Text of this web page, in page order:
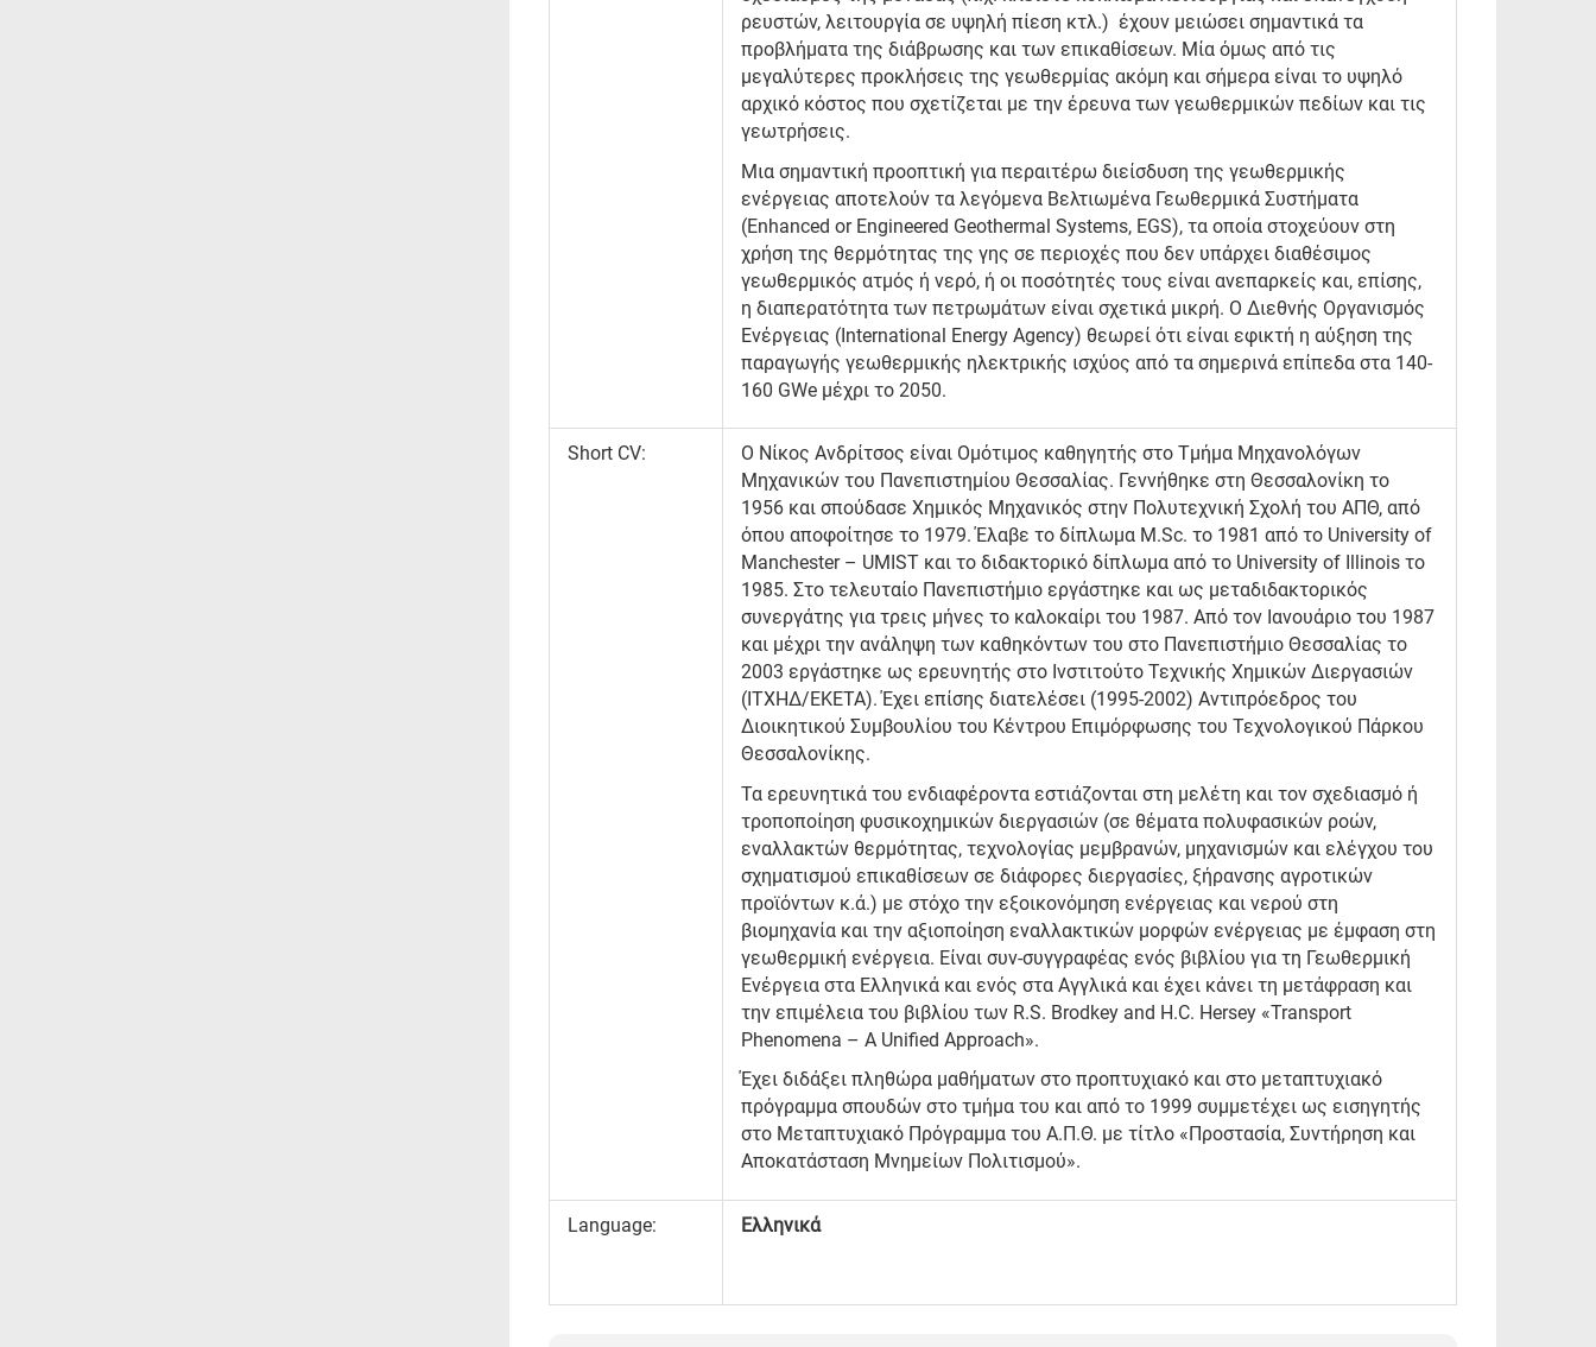
ρευστών, λειτουργία σε υψηλή πίεση κτλ.) έχουν μειώσει σημαντικά τα
προβλήματα της διάβρωσης και των επικαθίσεων. Μία όμως από τις
μεγαλύτερες προκλήσεις της γεωθερμίας ακόμη και σήμερα είναι το υψηλό
αρχικό κόστος που σχετίζεται με την έρευνα των γεωθερμικών πεδίων και τις
γεωτρήσεις.
Μια σημαντική προοπτική για περαιτέρω διείσδυση της γεωθερμικής
ενέργειας αποτελούν τα λεγόμενα Βελτιωμένα Γεωθερμικά Συστήματα
(Enhanced or Engineered Geothermal Systems, EGS), τα οποία στοχεύουν στη
χρήση της θερμότητας της γης σε περιοχές που δεν υπάρχει διαθέσιμος
γεωθερμικός ατμός ή νερό, ή οι ποσότητές τους είναι ανεπαρκείς και, επίσης,
η διαπερατότητα των πετρωμάτων είναι σχετικά μικρή. Ο Διεθνής Οργανισμός
Ενέργειας (International Energy Agency) θεωρεί ότι είναι εφικτή η αύξηση της
παραγωγής γεωθερμικής ηλεκτρικής ισχύος από τα σημερινά επίπεδα στα 140-
160 GWe μέχρι το 2050.
Short CV:
O Νίκος Ανδρίτσος είναι Ομότιμος καθηγητής στο Τμήμα Μηχανολόγων
Μηχανικών του Πανεπιστημίου Θεσσαλίας. Γεννήθηκε στη Θεσσαλονίκη το
1956 και σπούδασε Χημικός Μηχανικός στην Πολυτεχνική Σχολή του ΑΠΘ, από
όπου αποφοίτησε το 1979. Έλαβε το δίπλωμα Μ.Sc. το 1981 από το University of
Manchester – UMIST και το διδακτορικό δίπλωμα από το University of Illinois το
1985. Στο τελευταίο Πανεπιστήμιο εργάστηκε και ως μεταδιδακτορικός
συνεργάτης για τρεις μήνες το καλοκαίρι του 1987. Από τον Ιανουάριο του 1987
και μέχρι την ανάληψη των καθηκόντων του στο Πανεπιστήμιο Θεσσαλίας το
2003 εργάστηκε ως ερευνητής στο Ινστιτούτο Τεχνικής Χημικών Διεργασιών
(ΙΤΧΗΔ/ΕΚΕΤΑ). Έχει επίσης διατελέσει (1995-2002) Αντιπρόεδρος του
Διοικητικού Συμβουλίου του Κέντρου Επιμόρφωσης του Τεχνολογικού Πάρκου
Θεσσαλονίκης.
Τα ερευνητικά του ενδιαφέροντα εστιάζονται στη μελέτη και τον σχεδιασμό ή
τροποποίηση φυσικοχημικών διεργασιών (σε θέματα πολυφασικών ροών,
εναλλακτών θερμότητας, τεχνολογίας μεμβρανών, μηχανισμών και ελέγχου του
σχηματισμού επικαθίσεων σε διάφορες διεργασίες, ξήρανσης αγροτικών
προϊόντων κ.ά.) με στόχο την εξοικονόμηση ενέργειας και νερού στη
βιομηχανία και την αξιοποίηση εναλλακτικών μορφών ενέργειας με έμφαση στη
γεωθερμική ενέργεια. Είναι συν-συγγραφέας ενός βιβλίου για τη Γεωθερμική
Ενέργεια στα Ελληνικά και ενός στα Αγγλικά και έχει κάνει τη μετάφραση και
την επιμέλεια του βιβλίου των R.S. Brodkey and H.C. Hersey «Transport
Phenomena – A Unified Approach».
Έχει διδάξει πληθώρα μαθήματων στο προπτυχιακό και στο μεταπτυχιακό
πρόγραμμα σπουδών στο τμήμα του και από το 1999 συμμετέχει ως εισηγητής
στο Μεταπτυχιακό Πρόγραμμα του Α.Π.Θ. με τίτλο «Προστασία, Συντήρηση και
Αποκατάσταση Μνημείων Πολιτισμού».
Language: Ελληνικά